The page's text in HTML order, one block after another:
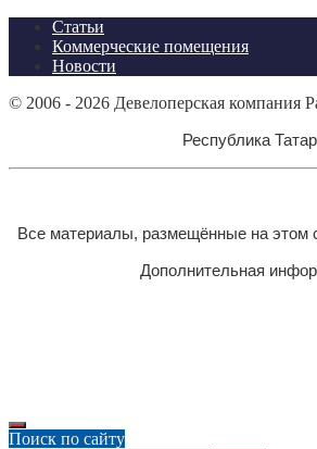
Статьи
Коммерческие помещения
Новости
© 2006 - 2026 Девелоперская компания
Республика
Все материалы, размещённые на этом
Дополнительная
Поиск по сайту